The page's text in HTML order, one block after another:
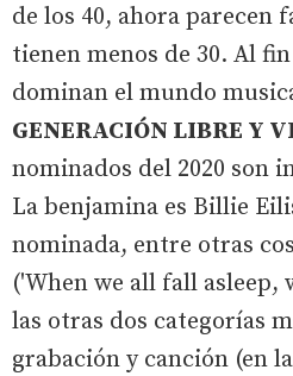
de los 40, ahora parecen
tienen menos de 30. Al
dominan el mundo
GENERACIÓN LIBRE Y
nominados del 2020 son
La benjamina es Billie
nominada, entre otras
('When we all fall asleep,
las otras dos categorías
grabación y canción (en